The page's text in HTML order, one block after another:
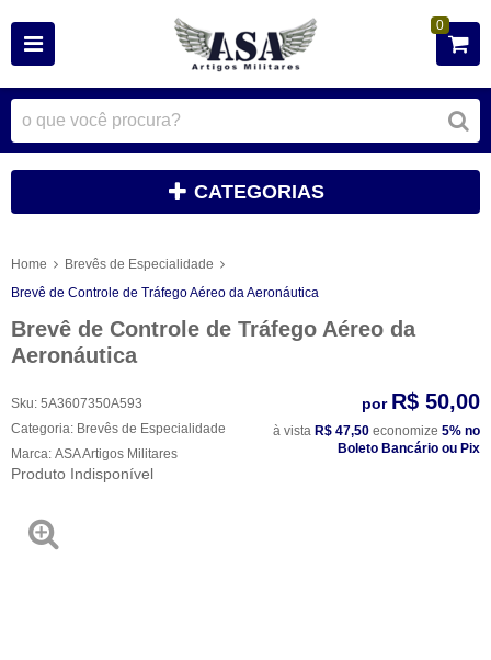
0
CATEGORIAS
Home
Brevês de Especialidade
Brevê de Controle de Tráfego Aéreo da Aeronáutica
Brevê de Controle de Tráfego Aéreo da
Aeronáutica
Sku: 5A3607350A593
Categoria: Brevês de Especialidade
Marca: ASA Artigos Militares
Produto Indisponível
por R$ 50,00
à vista R$ 47,50 economize 5% no
Boleto Bancário ou Pix